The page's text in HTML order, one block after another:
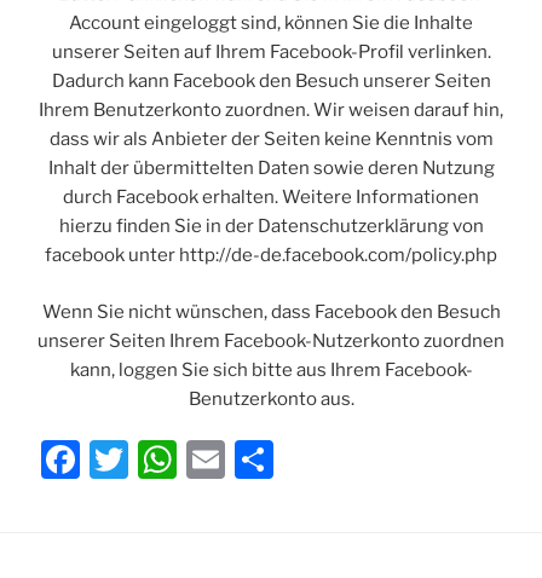
Account eingeloggt sind, können Sie die Inhalte
unserer Seiten auf Ihrem Facebook-Profil verlinken.
Dadurch kann Facebook den Besuch unserer Seiten
Ihrem Benutzerkonto zuordnen. Wir weisen darauf hin,
dass wir als Anbieter der Seiten keine Kenntnis vom
Inhalt der übermittelten Daten sowie deren Nutzung
durch Facebook erhalten. Weitere Informationen
hierzu finden Sie in der Datenschutzerklärung von
facebook unter http://de-de.facebook.com/policy.php
Wenn Sie nicht wünschen, dass Facebook den Besuch
unserer Seiten Ihrem Facebook-Nutzerkonto zuordnen
kann, loggen Sie sich bitte aus Ihrem Facebook-
Benutzerkonto aus.
F
T
W E